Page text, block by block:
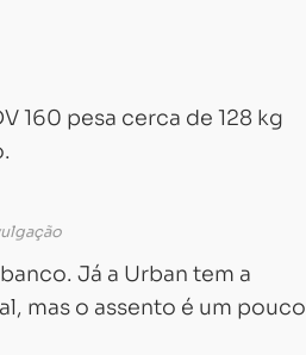
160 pesa cerca de 128 kg
Já a Urban tem a
mas o assento é um pouco